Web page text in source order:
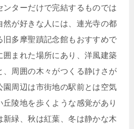
ンターだけで完結するものでは
然が好きな人には、連光寺の都
旧多摩聖蹟記念館もおすすめで
囲まれた場所にあり、洋風建築
、周囲の木々がつくる静けさが
園周辺は市街地の駅前とは空気
陵地を歩くような感覚があり
新緑、秋は紅葉、冬は静かな木